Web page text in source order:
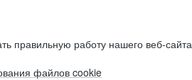
правильную работу нашего веб-
файлов cookie